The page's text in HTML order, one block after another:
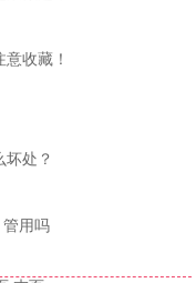
收藏！
坏处？
管用吗